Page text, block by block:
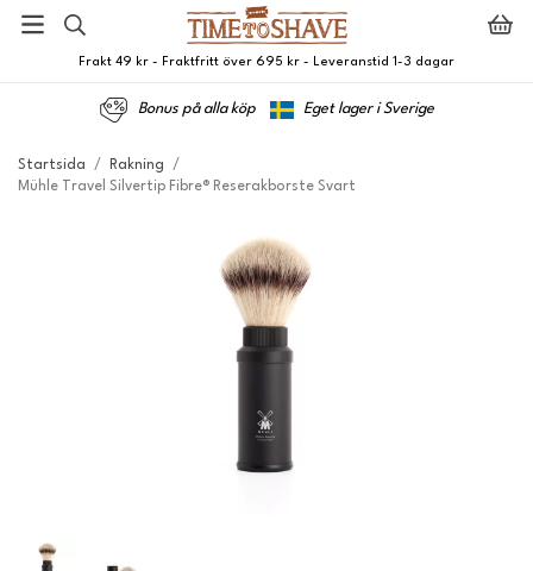
Frakt 49 kr - Fraktfritt över 695 kr - Leveranstid 1-3 dagar
Bonus på alla köp Eget lager i Sverige
Startsida / Rakning
/
Mühle Travel Silvertip Fibre® Reserakborste Svart